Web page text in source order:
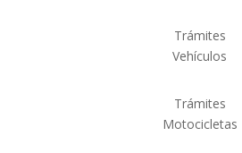
Trámites
Vehículos
Trámites
Motocicletas